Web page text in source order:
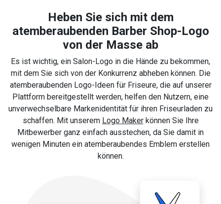
Heben Sie sich mit dem
atemberaubenden Barber Shop-Logo
von der Masse ab
Es ist wichtig, ein Salon-Logo in die Hände zu bekommen,
mit dem Sie sich von der Konkurrenz abheben können. Die
atemberaubenden Logo-Ideen für Friseure, die auf unserer
Plattform bereitgestellt werden, helfen den Nutzern, eine
unverwechselbare Markenidentität für ihren Friseurladen zu
schaffen. Mit unserem Logo Makerkönnen Sie Ihre
Mitbewerber ganz einfach ausstechen, da Sie damit in
wenigen Minuten ein atemberaubendes Emblem erstellen
können.